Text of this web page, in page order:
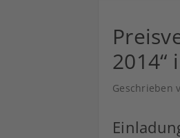
2014“
Geschrieben